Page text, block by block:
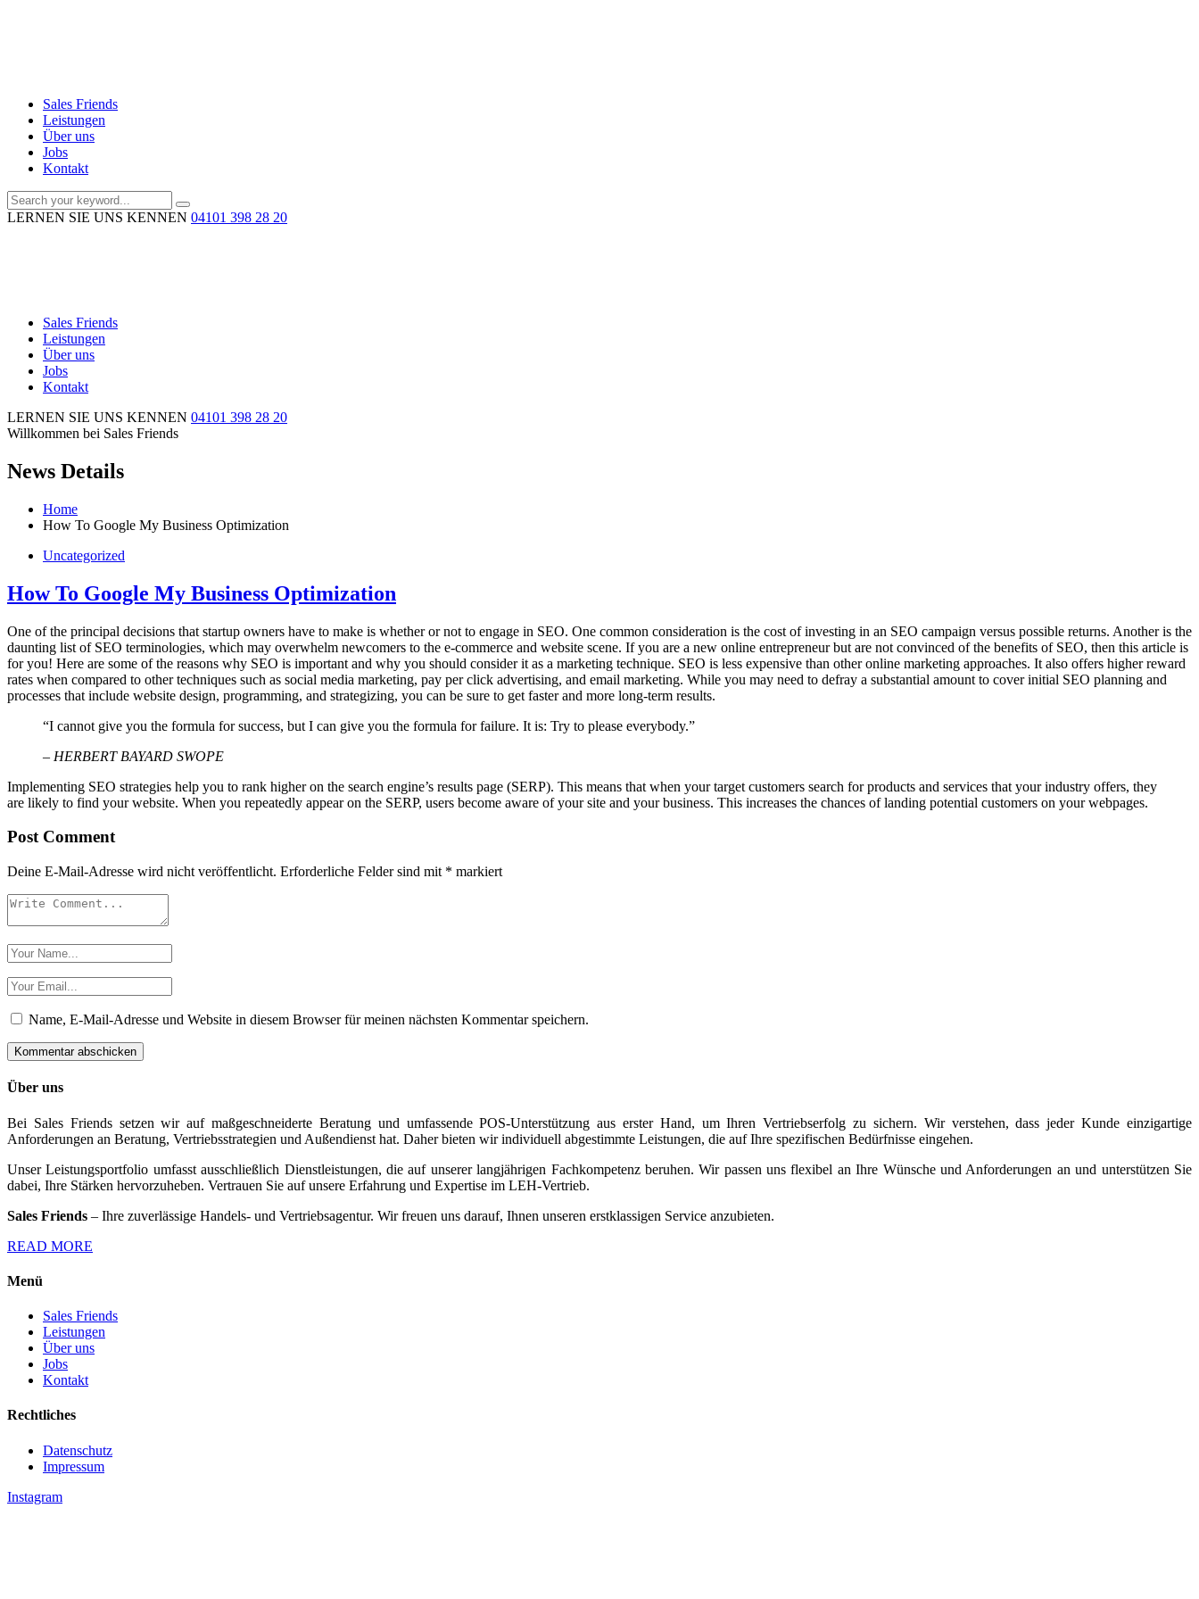
Sales Friends
Leistungen
Über uns
Jobs
Kontakt
LERNEN SIE UNS KENNEN 04101 398 28 20
Sales Friends
Leistungen
Über uns
Jobs
Kontakt
LERNEN SIE UNS KENNEN 04101 398 28 20
Willkommen bei Sales Friends
News Details
Home
How To Google My Business Optimization
Uncategorized
How To Google My Business Optimization
One of the principal decisions that startup owners have to make is whether or not to engage in SEO. One common consideration is the cost of investing in an SEO campaign versus possible returns. Another is the
daunting list of SEO terminologies, which may overwhelm newcomers to the e-commerce and website scene. If you are a new online entrepreneur but are not convinced of the benefits of SEO, then this article is
for you! Here are some of the reasons why SEO is important and why you should consider it as a marketing technique. SEO is less expensive than other online marketing approaches. It also offers higher reward
rates when compared to other techniques such as social media marketing, pay per click advertising, and email marketing. While you may need to defray a substantial amount to cover initial SEO planning and
processes that include website design, programming, and strategizing, you can be sure to get faster and more long-term results.
“I cannot give you the formula for success, but I can give you the formula for failure. It is: Try to please everybody.”
– HERBERT BAYARD SWOPE
Implementing SEO strategies help you to rank higher on the search engine’s results page (SERP). This means that when your target customers search for products and services that your industry offers, they
are likely to find your website. When you repeatedly appear on the SERP, users become aware of your site and your business. This increases the chances of landing potential customers on your webpages.
Post Comment
Deine E-Mail-Adresse wird nicht veröffentlicht. Erforderliche Felder sind mit * markiert
Name, E-Mail-Adresse und Website in diesem Browser für meinen nächsten Kommentar speichern.
Über uns
Bei Sales Friends setzen wir auf maßgeschneiderte Beratung und umfassende POS-Unterstützung aus erster Hand, um Ihren Vertriebserfolg zu sichern. Wir verstehen, dass jeder Kunde einzigartige
Anforderungen an Beratung, Vertriebsstrategien und Außendienst hat. Daher bieten wir individuell abgestimmte Leistungen, die auf Ihre spezifischen Bedürfnisse eingehen.
Unser Leistungsportfolio umfasst ausschließlich Dienstleistungen, die auf unserer langjährigen Fachkompetenz beruhen. Wir passen uns flexibel an Ihre Wünsche und Anforderungen an und unterstützen Sie
dabei, Ihre Stärken hervorzuheben. Vertrauen Sie auf unsere Erfahrung und Expertise im LEH-Vertrieb.
Sales Friends – Ihre zuverlässige Handels- und Vertriebsagentur. Wir freuen uns darauf, Ihnen unseren erstklassigen Service anzubieten.
READ MORE
Menü
Sales Friends
Leistungen
Über uns
Jobs
Kontakt
Rechtliches
Datenschutz
Impressum
Instagram